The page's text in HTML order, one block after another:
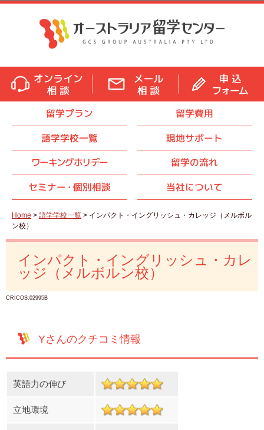
留学プラン
留学費用
語学学校一覧
現地サポート
ワーキングホリデー
留学の流れ
セミナー・ 個別相談 当社について
Home > 語学学校一覧 > インパクト・イングリッシュ・カレッジ（メルボル
ン校）
インパクト・イングリッシュ・カレ
ッジ（メルボルン校）
CRICOS:02995B
Yさんのクチコミ情報
英語力の伸び
立地環境